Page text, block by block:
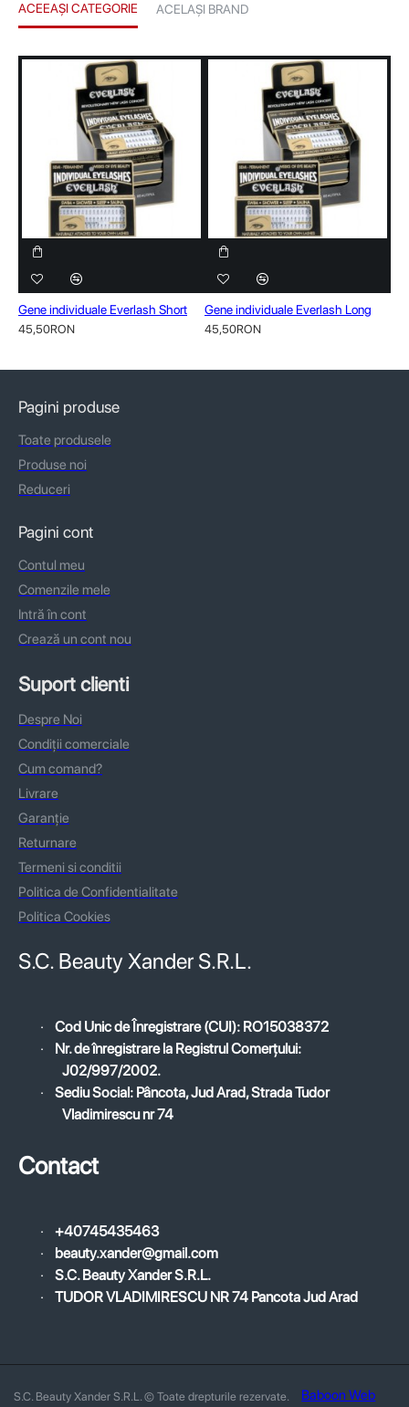
ACEEAȘI CATEGORIE ACELAȘI BRAND
Gene individuale Everlash Short
45,50RON
Gene individuale Everlash Long
45,50RON
Pagini produse
Toate produsele
Produse noi
Reduceri
Pagini cont
Contul meu
Comenzile mele
Intră în cont
Crează un cont nou
Suport clienti
Despre Noi
Condiții comerciale
Cum comand?
Livrare
Garanție
Returnare
Termeni si conditii
Politica de Confidentialitate
Politica Cookies
S.C. Beauty Xander S.R.L.
·
Cod Unic de Înregistrare (CUI): RO15038372
·
Nr. de înregistrare la Registrul Comerțului:
J02/997/2002.
·
Sediu Social: Pâncota, Jud Arad, Strada Tudor
Vladimirescu nr 74
Contact
·
+40745435463
·
beauty.xander@gmail.com
·
S.C. Beauty Xander S.R.L.
·
TUDOR VLADIMIRESCU NR 74 Pancota Jud Arad
S.C. Beauty Xander S.R.L. © Toate drepturile rezervate.
Baboon Web